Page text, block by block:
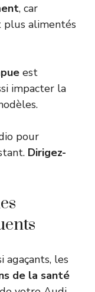
, car
plus alimentés
est
impacter la
pour
Dirigez-
agaçants, les
de la santé